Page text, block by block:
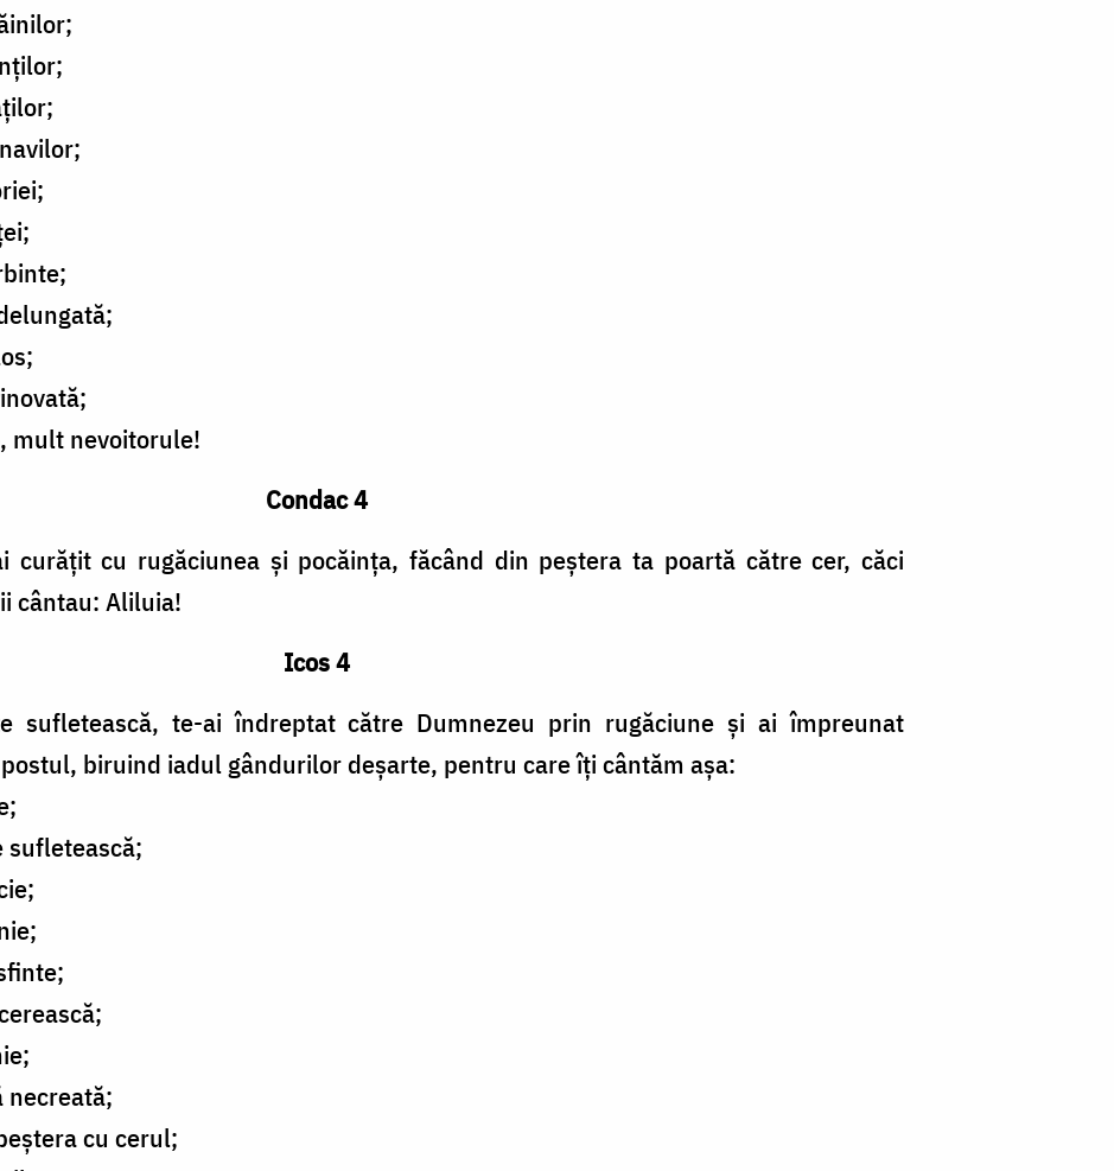
mult nevoitorule!
Condac 4
cu rugăciunea și pocăința, făcând din peștera ta poartă către cer, căci
cântau: Aliluia!
Icos 4
sufletească, te-ai îndreptat către Dumnezeu prin rugăciune și ai împreunat
biruind iadul gândurilor deșarte, pentru care îți cântăm așa:
sufletească;
necreată;
cu cerul;